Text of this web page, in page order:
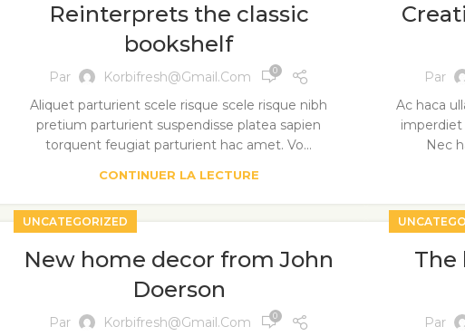
Reinterprets the classic
bookshelf
Par Korbifresh@gmail.com 0
Aliquet parturient scele risque scele risque nibh
pretium parturient suspendisse platea sapien
torquent feugiat parturient hac amet. Vo...
CONTINUER LA LECTURE
Par
Ac haca
imperdiet
Nec
UNCATEGORIZED
New home decor from John
Doerson
Par Korbifresh@gmail.com 0
The
Par